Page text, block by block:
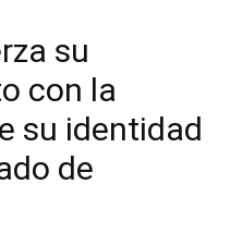
su
con la
su identidad
de